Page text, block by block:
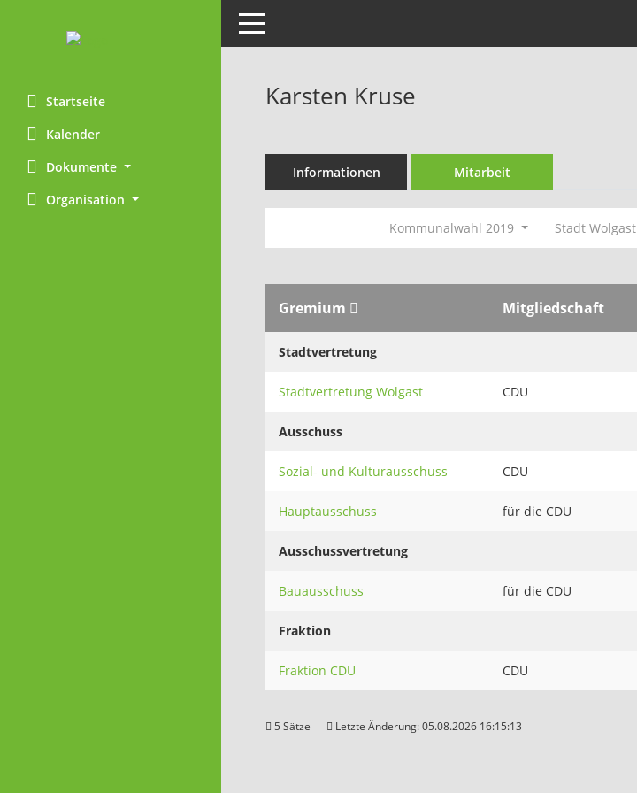
Startseite
Kalender
Dokumente
Organisation
Toggle navigation
Karsten Kruse
Informationen Mitarbeit
Kommunalwahl 2019 Stadt Wolgast
Gremium Mitgliedschaft
Stadtvertretung
Stadtvertretung Wolgast CDU
Ausschuss
Sozial- und Kulturausschuss CDU
Hauptausschuss für die CDU
Ausschussvertretung
Bauausschuss für die CDU
Fraktion
Fraktion CDU CDU
5 Sätze Letzte Änderung: 05.08.2026 16:15:13